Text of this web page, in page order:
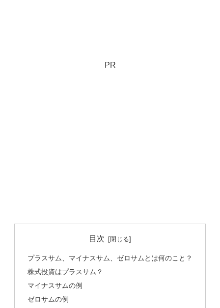
PR
目次
プラスサム、マイナスサム、ゼロサムとは何のこと？
株式投資はプラスサム？
マイナスサムの例
ゼロサムの例